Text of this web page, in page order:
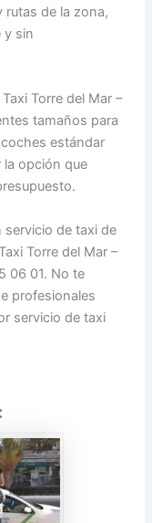
de la zona,
y sin
Torre del Mar –
tamaños para
estándar
la opción que
de taxi de
Torre del Mar –
06 01. No te
profesionales
servicio de taxi